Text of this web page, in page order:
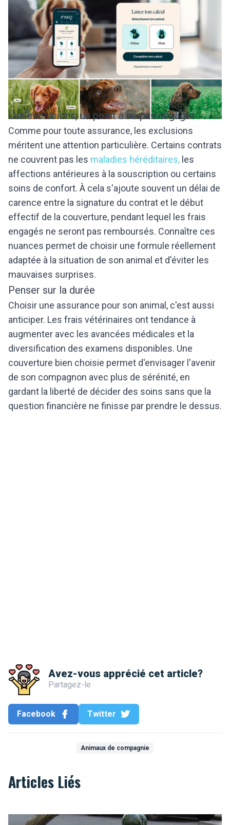
Les exclusions, un point à ne pas négliger
Comme pour toute assurance, les exclusions
méritent une attention particulière. Certains contrats
ne couvrent pas les maladies héréditaires, les
affections antérieures à la souscription ou certains
soins de confort. À cela s'ajoute souvent un délai de
carence entre la signature du contrat et le début
effectif de la couverture, pendant lequel les frais
engagés ne seront pas remboursés. Connaître ces
nuances permet de choisir une formule réellement
adaptée à la situation de son animal et d'éviter les
mauvaises surprises.
Penser sur la durée
Choisir une assurance pour son animal, c'est aussi
anticiper. Les frais vétérinaires ont tendance à
augmenter avec les avancées médicales et la
diversification des examens disponibles. Une
couverture bien choisie permet d'envisager l'avenir
de son compagnon avec plus de sérénité, en
gardant la liberté de décider des soins sans que la
question financière ne finisse par prendre le dessus.
Avez-vous apprécié cet article?
Partagez-le
Facebook Twitter
Animaux de compagnie
Articles Liés
Bruxelles, une ville adaptée aux chiens